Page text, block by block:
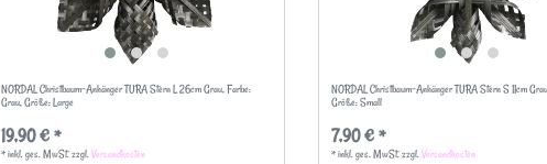
NORDAL Christbaum-Anhänger TURA Stern L 26cm Grau, Farbe:
Grau, Größe: Large
19,90 € *
*inkl. ges. MwSt.zzgl.Versandkosten
NORDAL Christbaum-Anhänger TURA Stern S 11cm
Größe: Small
7,90 € *
*inkl. ges. MwSt.zzgl.Versandkosten